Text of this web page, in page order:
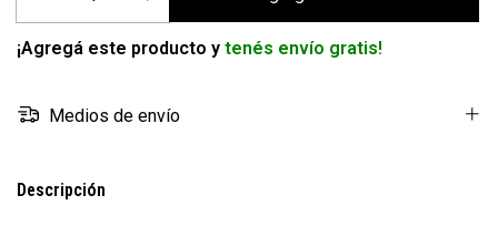
¡Agregá este producto y tenés envío gratis!
Medios de envío
Descripción